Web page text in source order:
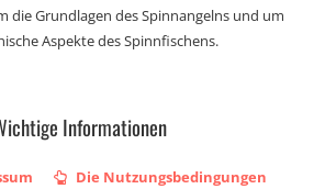
die Grundlagen des Spinnangelns und um
Aspekte des Spinnfischens.
Informationen
Die Nutzungsbedingungen